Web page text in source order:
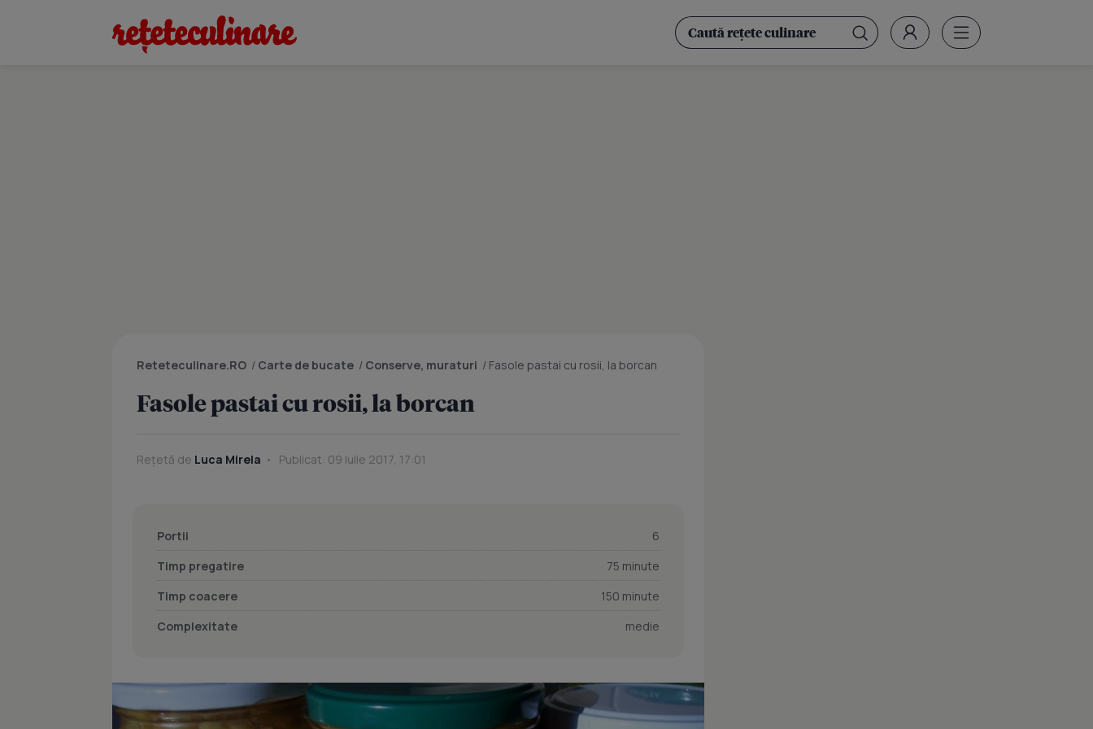
Reteteculinare.RO / Carte de bucate / Conserve, muraturi / Fasole pastai cu rosii, la borcan
Fasole pastai cu rosii, la borcan
Rețetă de Luca Mirela Publicat: 09 Iulie 2017, 17:01
Portii
6
Timp pregatire
75 minute
Timp coacere
150 minute
Complexitate
medie